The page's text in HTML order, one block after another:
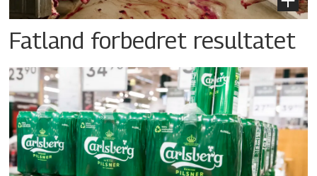
Fatland forbedret resultatet